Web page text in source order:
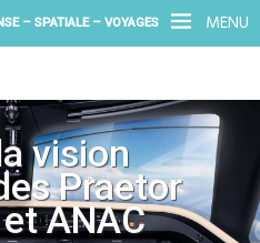
MENU
– SPATIALE – VOYAGES
vision
Praetor
ANAC